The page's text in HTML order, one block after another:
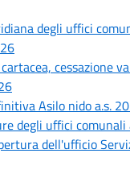
degli uffici
cessazione
Asilo nido a.s.
degli uffici
dell'ufficio